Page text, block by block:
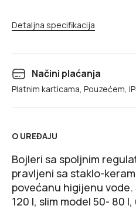
Detaljna specifikacija
Načini plaćanja
Platnim karticama, Pouzećem,
O UREĐAJU
Bojleri sa spoljnim
pravljeni sa staklo-
povećanu higijenu
120 l, slim model 50- 80